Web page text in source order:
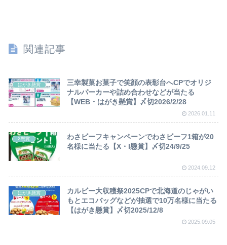
関連記事
はがき懸賞
三幸製菓お菓子で笑顔の表彰台へCPでオリジ
ナルパーカーや詰め合わせなどが当たる
【WEB・はがき懸賞】〆切2026/2/28
2026.01.11
X懸賞
わさビーフキャンペーンでわさビーフ1箱が20
名様に当たる【X・I懸賞】〆切24/9/25
2024.09.12
はがき懸賞
カルビー大収穫祭2025CPで北海道のじゃがい
もとエコバッグなどが抽選で10万名様に当たる
【はがき懸賞】〆切2025/12/8
2025.09.05